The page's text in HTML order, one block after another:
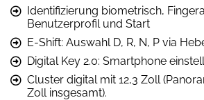
Identifizierung biometrisch,
Benutzerprofil und Start
E-Shift: Auswahl D, R, N, P via
Digital Key 2.0: Smartphone
Cluster digital mit 12,3 Zoll
Zoll insgesamt).